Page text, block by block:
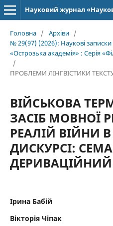
Головна / Архіви /
№ 29(97) (2026): Наукові
«Острозька академія» : Серія
/
ПРОБЛЕМИ ЛІНГВІСТИКИ
ВІЙСЬКОВА
ЗАСІБ МОВНОЇ
РЕАЛІЙ ВІЙНИ
ДИСКУРСІ:
ДЕРИВАЦІЙНИЙ
Ірина Бабій
Вікторія Чіпак